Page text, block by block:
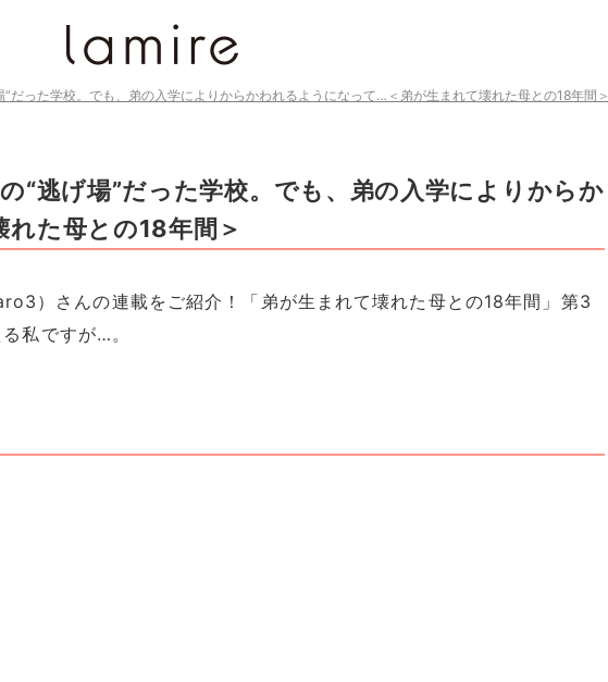
”だった学校。でも、弟の入学によりからかわれるようになって…＜弟が生まれて壊れた母との18年間＞
“逃げ場”だった学校。でも、弟の入学によりからか
た母との18年間＞
）さんの連載をご紹介！「弟が生まれて壊れた母との18年間」第3
私ですが…。